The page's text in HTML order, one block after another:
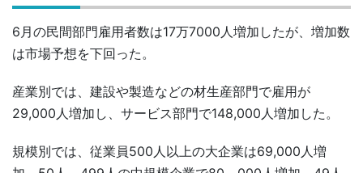
6月の民間部門雇用者数は17万7000人増加したが、増加数
は市場予想を下回った。
産業別では、建設や製造などの材生産部門で雇用が
29,000人増加し、サービス部門で148,000人増加した。
規模別では、従業員500人以上の大企業は69,000人増